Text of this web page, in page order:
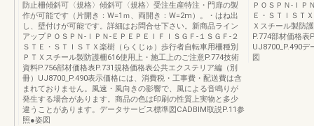
防止柵傾斜可〈規格〉傾斜可〈規格〉受注生産特注・門扉の製
作が可能です（片開き：W=1ｍ、両開き：W=2m）。・はね出
し、壁付けが可能です。詳細はお問合せ下さい。新商品ライン
アップＰＯＳＰＮ-ＩＰＮ-ＥＰＥＰＥＩＦＩＳＧＦ-１ＳＧＦ-２
ＳＴＥ・ＳＴＩＳＴＸ楽樹（らくじゅ）歩行者自転車用柵種別
ＰＴＸスチール製防護柵616使用上・施工上のご注意P.774技術
資料P.756部材価格表P.731規格価格表公共エクステリア編（別
冊）UJ8700_P.490表示価格には、消費税・工事費・配送費は含
まれておりません。風速・風向きの影響で、風による音鳴りが
発生する場合があります。商品の色は印刷の性質上実物と多少
違うことがあります。データサービス標準図CADBIM取説P.11参
照●姿図
ＰＯＳＰＮ-ＩＰ
Ｅ・ＳＴＩＳＴ
Ｘスチール製防
P.774部材価格表
UJ8700_P.490デ
図